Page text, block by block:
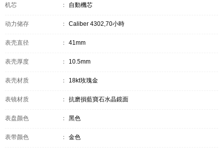
机芯 ： 自動機芯
动力储存 ： Caliber 4302,70小時
表壳直径 ： 41mm
表壳厚度 ： 10.5mm
表壳材质 ： 18kt玫瑰金
表镜材质 ： 抗磨損藍寶石水晶鏡面
表盘颜色 ： 黑色
表带颜色 ： 金色